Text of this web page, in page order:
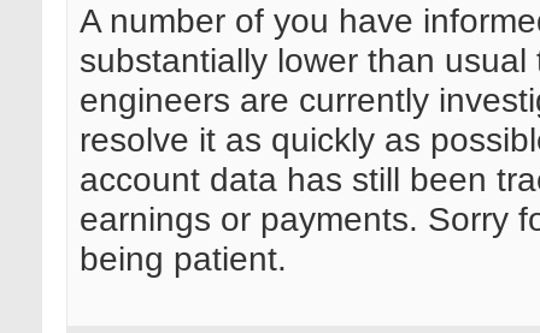
A number of you have
substantially lower than
engineers are currently
resolve it as quickly as
account data has still been
earnings or payments. Sorry
being patient.